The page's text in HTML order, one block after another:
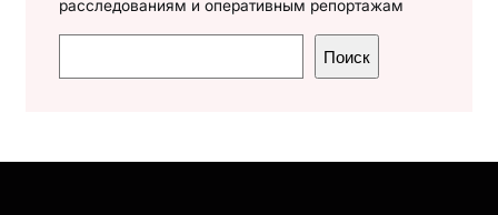
расследованиям и оперативным репортажам
о
к
Поиск